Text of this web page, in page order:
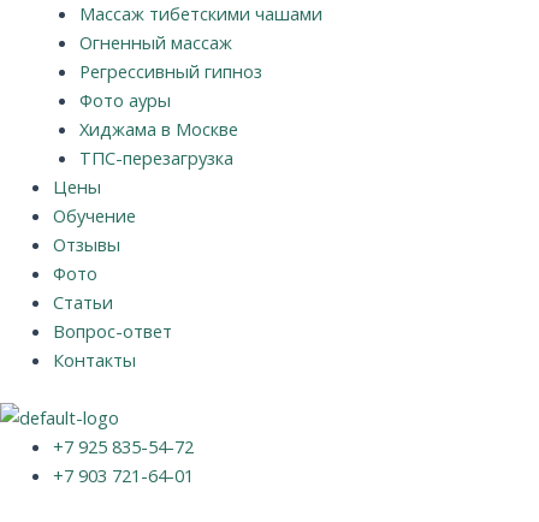
Массаж тибетскими чашами
Огненный массаж
Регрессивный гипноз
Фото ауры
Хиджама в Москве
ТПС-перезагрузка
Цены
Обучение
Отзывы
Фото
Статьи
Вопрос-ответ
Контакты
+7 925 835-54-72
+7 903 721-64-01